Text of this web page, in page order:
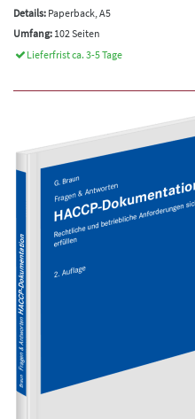
Details: Paperback, A5
Umfang: 102 Seiten
Lieferfrist ca. 3-5 Tage